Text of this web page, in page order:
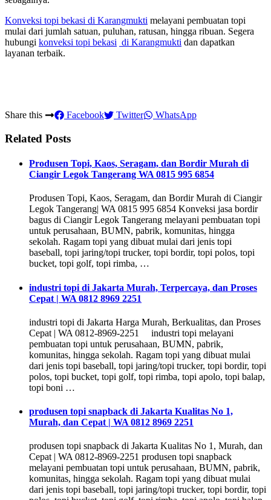
Konveksi topi bekasi di Karangmukti melayani pembuatan topi
mulai dari jumlah satuan, puluhan, ratusan, hingga ribuan. Segera
hubungi konveksi topi bekasi di Karangmukti dan dapatkan
layanan terbaik.
Share this Facebook Twitter WhatsApp
Related Posts
Produsen Topi, Kaos, Seragam, dan Bordir Murah di
Ciangir Legok Tangerang WA 0815 995 6854
Produsen Topi, Kaos, Seragam, dan Bordir Murah di Ciangir
Legok Tangerang| WA 0815 995 6854 Konveksi jasa bordir
bagus di Ciangir Legok Tangerang melayani pembuatan topi
untuk perusahaan, BUMN, pabrik, komunitas, hingga
sekolah. Ragam topi yang dibuat mulai dari jenis topi
baseball, topi jaring/topi trucker, topi bordir, topi polos, topi
bucket, topi golf, topi rimba, …
industri topi di Jakarta Murah, Terpercaya, dan Proses
Cepat | WA 0812 8969 2251
industri topi di Jakarta Harga Murah, Berkualitas, dan Proses
Cepat | WA 0812-8969-2251 industri topi melayani
pembuatan topi untuk perusahaan, BUMN, pabrik,
komunitas, hingga sekolah. Ragam topi yang dibuat mulai
dari jenis topi baseball, topi jaring/topi trucker, topi bordir, topi
polos, topi bucket, topi golf, topi rimba, topi apolo, topi balap,
topi boni …
produsen topi snapback di Jakarta Kualitas No 1,
Murah, dan Cepat | WA 0812 8969 2251
produsen topi snapback di Jakarta Kualitas No 1, Murah, dan
Cepat | WA 0812-8969-2251 produsen topi snapback
melayani pembuatan topi untuk perusahaan, BUMN, pabrik,
komunitas, hingga sekolah. Ragam topi yang dibuat mulai
dari jenis topi baseball, topi jaring/topi trucker, topi bordir, topi